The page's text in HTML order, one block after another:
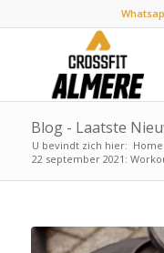
Blog - Laatste
U bevindt zich hier: Home
22 september 2021: